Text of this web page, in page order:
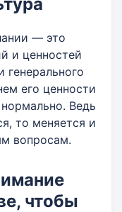
— это
и ценностей
генерального
его ценности
Ведь
то меняется и
вопросам.
чтобы